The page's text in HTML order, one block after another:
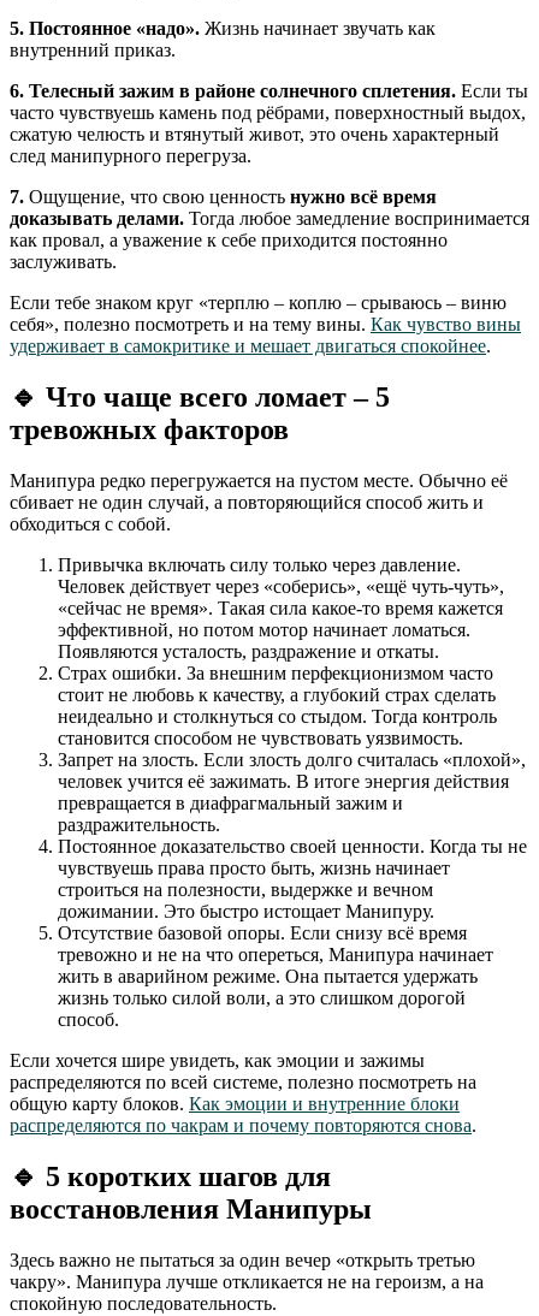
5. Постоянное «надо». Жизнь начинает звучать как
внутренний приказ.
6. Телесный зажим в районе солнечного сплетения. Если ты
часто чувствуешь камень под рёбрами, поверхностный выдох,
сжатую челюсть и втянутый живот, это очень характерный
след манипурного перегруза.
7. Ощущение, что свою ценность нужно всё время
доказывать делами. Тогда любое замедление воспринимается
как провал, а уважение к себе приходится постоянно
заслуживать.
Если тебе знаком круг «терплю – коплю – срываюсь – виню
себя», полезно посмотреть и на тему вины. Как чувство вины
удерживает в самокритике и мешает двигаться спокойнее.
🔹 Что чаще всего ломает – 5
тревожных факторов
Манипура редко перегружается на пустом месте. Обычно её
сбивает не один случай, а повторяющийся способ жить и
обходиться с собой.
Привычка включать силу только через давление.
Человек действует через «соберись», «ещё чуть-чуть»,
«сейчас не время». Такая сила какое-то время кажется
эффективной, но потом мотор начинает ломаться.
Появляются усталость, раздражение и откаты.
Страх ошибки. За внешним перфекционизмом часто
стоит не любовь к качеству, а глубокий страх сделать
неидеально и столкнуться со стыдом. Тогда контроль
становится способом не чувствовать уязвимость.
Запрет на злость. Если злость долго считалась «плохой»,
человек учится её зажимать. В итоге энергия действия
превращается в диафрагмальный зажим и
раздражительность.
Постоянное доказательство своей ценности. Когда ты не
чувствуешь права просто быть, жизнь начинает
строиться на полезности, выдержке и вечном
дожимании. Это быстро истощает Манипуру.
Отсутствие базовой опоры. Если снизу всё время
тревожно и не на что опереться, Манипура начинает
жить в аварийном режиме. Она пытается удержать
жизнь только силой воли, а это слишком дорогой
способ.
Если хочется шире увидеть, как эмоции и зажимы
распределяются по всей системе, полезно посмотреть на
общую карту блоков. Как эмоции и внутренние блоки
распределяются по чакрам и почему повторяются снова.
🔹 5 коротких шагов для
восстановления Манипуры
Здесь важно не пытаться за один вечер «открыть третью
чакру». Манипура лучше откликается не на героизм, а на
спокойную последовательность.